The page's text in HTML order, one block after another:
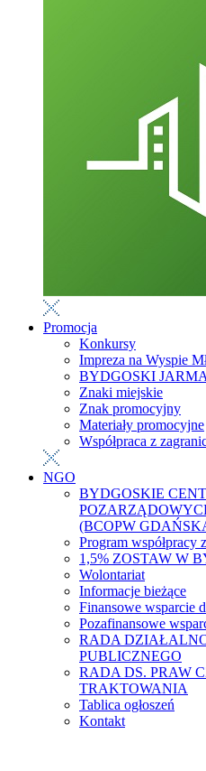
Promocja
Konkursy
Impreza na Wyspie
BYDGOSKI
Znaki miejskie
Znak promocyjny
Materiały promocyjne
Współpraca z
NGO
BYDGOSKIE
(BCOPW
Program współpracy
1,5% ZOSTAW W
Wolontariat
Informacje bieżące
Finansowe wsparcie
Pozafinansowe
RADA
PUBLICZNEGO
RADA DS. PRAW
TRAKTOWANIA
Tablica ogłoszeń
Kontakt